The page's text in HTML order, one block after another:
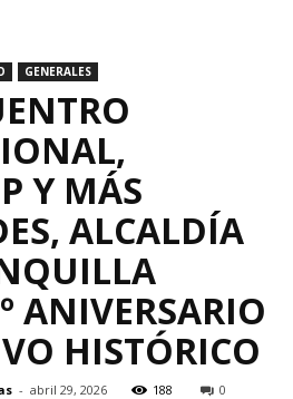
GENERALES
Y MÁS
ALCALDÍA
ANIVERSARIO
HISTÓRICO
- abril 29, 2026 188 0